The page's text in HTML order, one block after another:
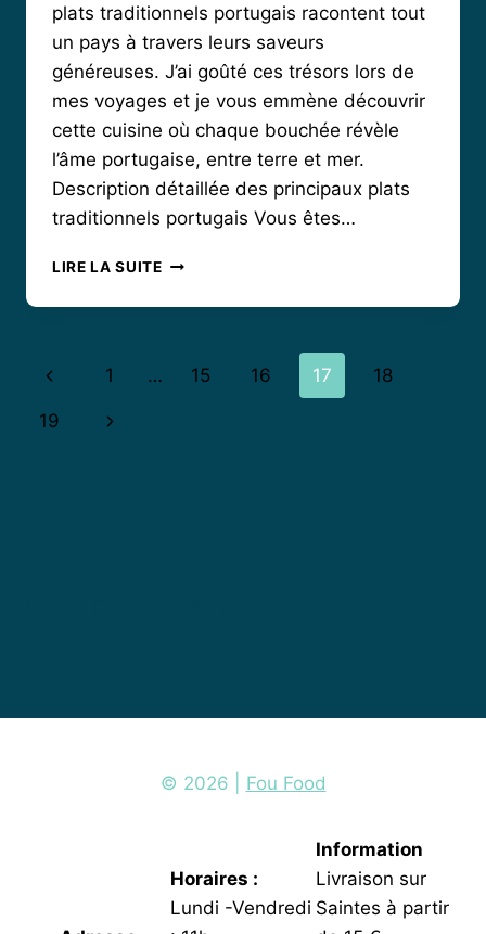
plats traditionnels portugais racontent tout
un pays à travers leurs saveurs
généreuses. J’ai goûté ces trésors lors de
mes voyages et je vous emmène découvrir
cette cuisine où chaque bouchée révèle
l’âme portugaise, entre terre et mer.
Description détaillée des principaux plats
traditionnels portugais Vous êtes…
LIRE LA SUITEVOYAGE
DES
PORTUGAIS
Navigation
de
Page
précédente
1 … 15 16 17 18
19
Page
© 2026 | Fou Food
Horaires :
Lundi -Vendredi
Information
Livraison sur
Saintes à partir